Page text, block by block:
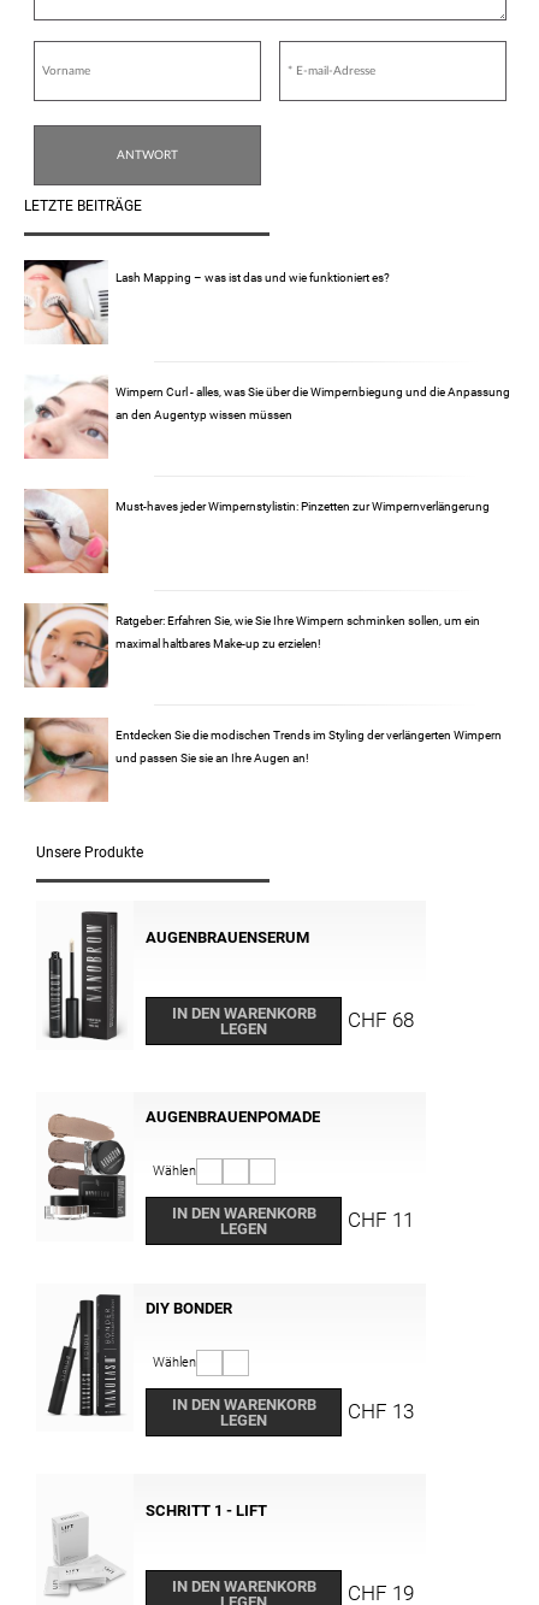
LETZTE BEITRÄGE
Lash Mapping – was ist das und wie funktioniert es?
Wimpern Curl - alles, was Sie über die Wimpernbiegung und die Anpassung
an den Augentyp wissen müssen
Must-haves jeder Wimpernstylistin: Pinzetten zur Wimpernverlängerung
Ratgeber: Erfahren Sie, wie Sie Ihre Wimpern schminken sollen, um ein
maximal haltbares Make-up zu erzielen!
Entdecken Sie die modischen Trends im Styling der verlängerten Wimpern
und passen Sie sie an Ihre Augen an!
Unsere Produkte
AUGENBRAUENSERUM
IN DEN WARENKORB
LEGEN
CHF 68
AUGENBRAUENPOMADE
Wählen
IN DEN WARENKORB
LEGEN
CHF 11
DIY BONDER
Wählen
IN DEN WARENKORB
LEGEN
CHF 13
SCHRITT 1 - LIFT
IN DEN WARENKORB
CHF 19